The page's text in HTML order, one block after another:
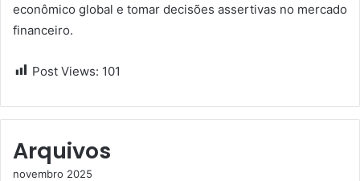
econômico global e tomar decisões assertivas no mercado
financeiro.
Post Views: 101
Arquivos
novembro 2025